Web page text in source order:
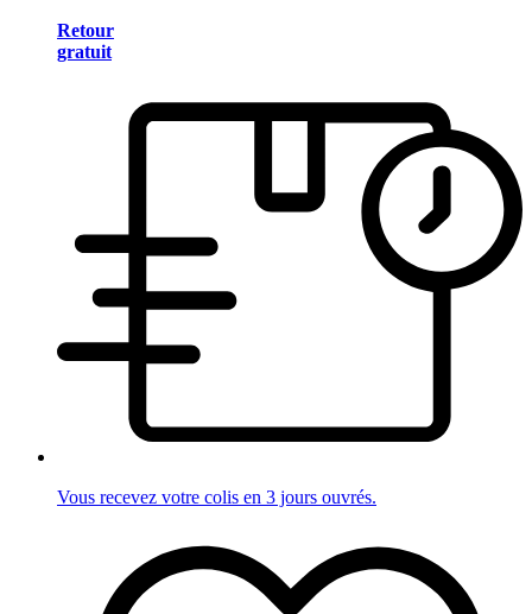
Retour
gratuit
Vous recevez votre colis en 3 jours ouvrés.